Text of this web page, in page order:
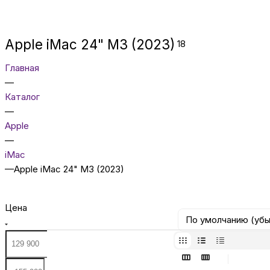
Apple iMac 24" M3 (2023) 18
Главная
—
Каталог
—
Apple
—
iMac
—Apple iMac 24" M3 (2023)
По умолчанию
Цена